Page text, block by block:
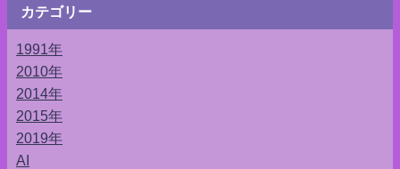
カテゴリー
1991年
2010年
2014年
2015年
2019年
AI